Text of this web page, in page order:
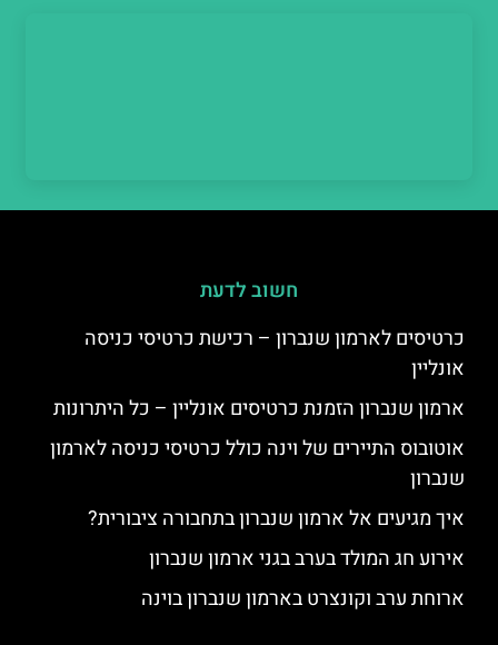
חשוב לדעת
כרטיסים לארמון שנברון – רכישת כרטיסי כניסה
אונליין
ארמון שנברון הזמנת כרטיסים אונליין – כל היתרונות
אוטובוס התיירים של וינה כולל כרטיסי כניסה לארמון
שנברון
איך מגיעים אל ארמון שנברון בתחבורה ציבורית?
אירוע חג המולד בערב בגני ארמון שנברון
ארוחת ערב וקונצרט בארמון שנברון בוינה